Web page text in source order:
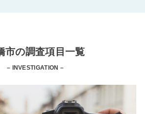
市の調査項目一覧
– INVESTIGATION –